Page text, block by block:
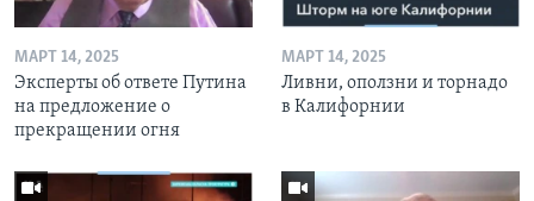
МАРТ 14, 2025
Эксперты об ответе Путина
на предложение о
прекращении огня
МАРТ 14, 2025
Ливни, оползни и торнадо
в Калифорнии